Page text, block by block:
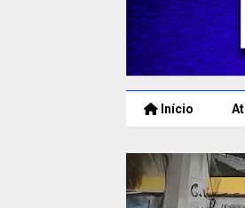
Início